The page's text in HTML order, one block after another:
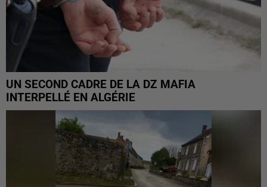
UN SECOND CADRE DE LA DZ MAFIA
INTERPELLÉ EN ALGÉRIE